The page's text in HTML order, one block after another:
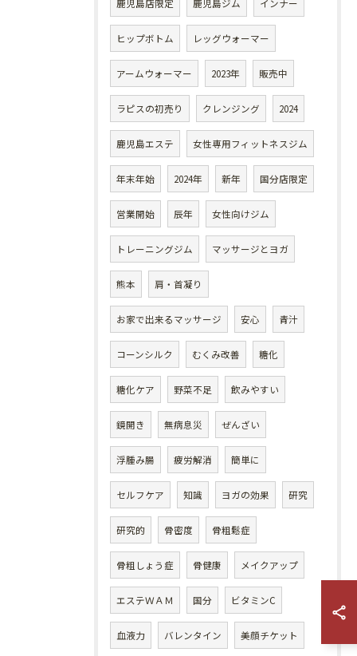
鹿児島店限定 鹿児島ジム インナー
ヒップボトム レッグウォーマー
アームウォーマー 2023年 販売中
ラピスの初売り クレンジング 2024
鹿児島エステ 女性専用フィットネスジム
年末年始 2024年 新年 国分店限定
営業開始 辰年 女性向けジム
トレーニングジム マッサージとヨガ
熊本 肩・首凝り
お家で出来るマッサージ 安心 青汁
コーンシルク むくみ改善 糖化
糖化ケア 野菜不足 飲みやすい
鏡開き 無病息災 ぜんざい
浮腫み腸 疲労解消 簡単に
セルフケア 知識 ヨガの効果 研究
研究的 骨密度 骨粗鬆症
骨粗しょう症 骨健康 メイクアップ
エステＷＡＭ 国分 ビタミンC
血液力 バレンタイン 美顔チケット